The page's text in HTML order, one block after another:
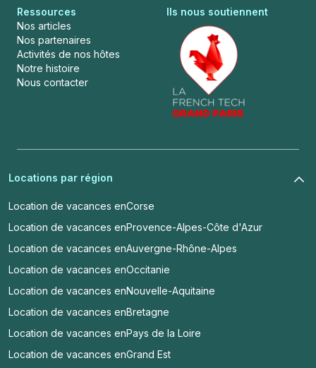
Ressources
Nos articles
Nos partenaires
Activités de nos hôtes
Notre histoire
Nous contacter
Ils nous soutiennent
Locations par région
Location de vacances enCorse
Location de vacances enProvence-Alpes-Côte d'Azur
Location de vacances enAuvergne-Rhône-Alpes
Location de vacances enOccitanie
Location de vacances enNouvelle-Aquitaine
Location de vacances enBretagne
Location de vacances enPays de la Loire
Location de vacances enGrand Est